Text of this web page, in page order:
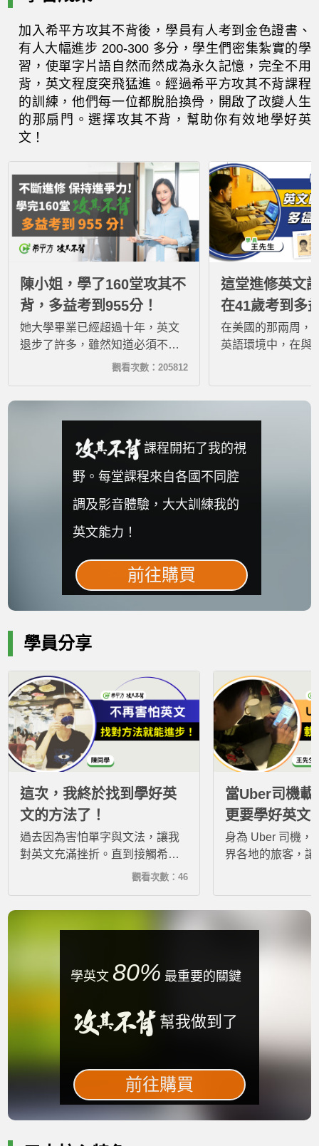
加入希平方攻其不背後，學員有人考到金色證書、
有人大幅進步 200-300 多分，學生們密集紮實的學
習，使單字片語自然而然成為永久記憶，完全不用
背，英文程度突飛猛進。經過希平方攻其不背課程
的訓練，他們每一位都脫胎換骨，開啟了改變人生
的那扇門。選擇攻其不背，幫助你有效地學好英
文！
陳小姐，學了160堂攻其不
背，多益考到955分！
她大學畢業已經超過十年，英文
退步了許多，雖然知道必須不斷
進修才能保持競爭力，但靠自己
入希平方加強英文，沒想到學了
160堂後多益進步150分，考到
955分！真的很開心！
觀看次數：205812
這堂進修英文
在41歲考到多
在美國的那兩周，
英語環境中，在與
課程開拓了我的視
野。每堂課程來自各國不同腔
調及影音體驗，大大訓練我的
英文能力！
前往購買
學員分享
這次，我終於找到學好英
文的方法了！
過去因為害怕單字與文法，讓我
對英文充滿挫折。直到接觸希平
方，透過真實情境與反覆練習，
觀看次數：46
當Uber司機載
更要學好英文
身為 Uber 司機，
界各地的旅客，
學英文 80% 最重要的關鍵
幫我做到了
前往購買